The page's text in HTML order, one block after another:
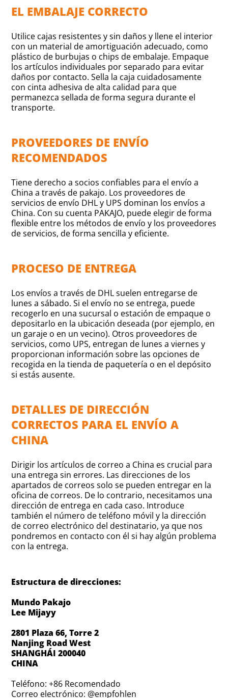
EL EMBALAJE CORRECTO
Utilice cajas resistentes y sin daños y llene el interior
con un material de amortiguación adecuado, como
plástico de burbujas o chips de embalaje. Empaque
los artículos individuales por separado para evitar
daños por contacto. Sella la caja cuidadosamente
con cinta adhesiva de alta calidad para que
permanezca sellada de forma segura durante el
transporte.
PROVEEDORES DE ENVÍO
RECOMENDADOS
Tiene derecho a socios confiables para el envío a
China a través de pakajo. Los proveedores de
servicios de envío DHL y UPS dominan los envíos a
China. Con su cuenta PAKAJO, puede elegir de forma
flexible entre los métodos de envío y los proveedores
de servicios, de forma sencilla y eficiente.
PROCESO DE ENTREGA
Los envíos a través de DHL suelen entregarse de
lunes a sábado. Si el envío no se entrega, puede
recogerlo en una sucursal o estación de empaque o
depositarlo en la ubicación deseada (por ejemplo, en
un garaje o en un vecino). Otros proveedores de
servicios, como UPS, entregan de lunes a viernes y
proporcionan información sobre las opciones de
recogida en la tienda de paquetería o en el depósito
si estás ausente.
DETALLES DE DIRECCIÓN
CORRECTOS PARA EL ENVÍO A
CHINA
Dirigir los artículos de correo a China es crucial para
una entrega sin errores. Las direcciones de los
apartados de correos solo se pueden entregar en la
oficina de correos. De lo contrario, necesitamos una
dirección de entrega en cada caso. Introduce
también el número de teléfono móvil y la dirección
de correo electrónico del destinatario, ya que nos
pondremos en contacto con él si hay algún problema
con la entrega.
Estructura de direcciones:
Mundo Pakajo
Lee Mijayy
2801 Plaza 66, Torre 2
Nanjing Road West
SHANGHÁI 200040
CHINA
Teléfono: +86 Recomendado
Correo electrónico: @empfohlen